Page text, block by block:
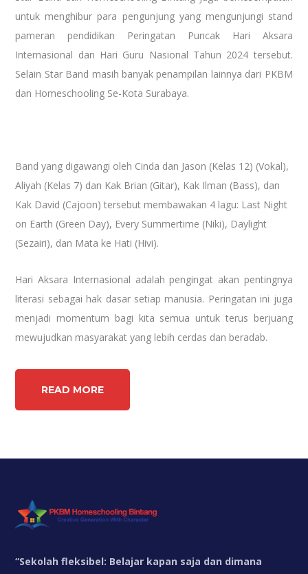
untuk menghibur para pengunjung yang mengunjungi stand
pameran pendidikan Peringatan Puncak Hari Aksara
Internasional dan Hari Guru Nasional Tahun 2024 tersebut.
Selain Star Band masih banyak penampilan lainnya dari PKBM
dan Homeschooling Se-Kota Surabaya.
Band yang digawangi oleh Cinda dan Jason (Kelas 12) (Vokal),
Aliyah (Kelas 7) dan Kak Brian (Gitar), Kak Ilman (Bass), dan
Kak David (Cajoon) tersebut membawakan 4 lagu: Last Night
on Earth (Green Day), Every Summertime (Niki), Daylight
(Sezairi), dan Mata ke Hati (Hivi).
Hari Aksara Internasional adalah pengingat akan pentingnya
literasi sebagai hak dasar setiap manusia. Peringatan ini juga
menjadi momentum bagi kita semua untuk terus berjuang
mewujudkan masyarakat yang lebih cerdas dan beradab.
READ MORE
“Sekolah fleksibel: Belajar kapan saja dan dimana